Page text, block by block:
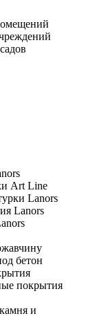
Art Line
Lanors
Lanors
бетон
покрытия
и